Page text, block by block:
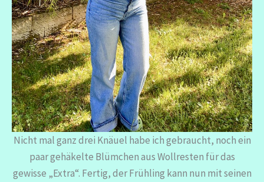
Nicht mal ganz drei Knäuel habe ich gebraucht, noch ein
paar gehäkelte Blümchen aus Wollresten für das
gewisse „Extra“. Fertig, der Frühling kann nun mit seinen